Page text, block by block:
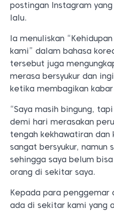
postingan Instagram
lalu.
Ia menuliskan
kami” dalam bahasa
tersebut juga
merasa bersyukur dan
ketika membagikan
“Saya masih bingung,
demi hari merasakan
tengah kekhawatiran dan
sangat bersyukur,
sehingga saya belum
orang di sekitar saya.
Kepada para penggemar
ada di sekitar kami yang